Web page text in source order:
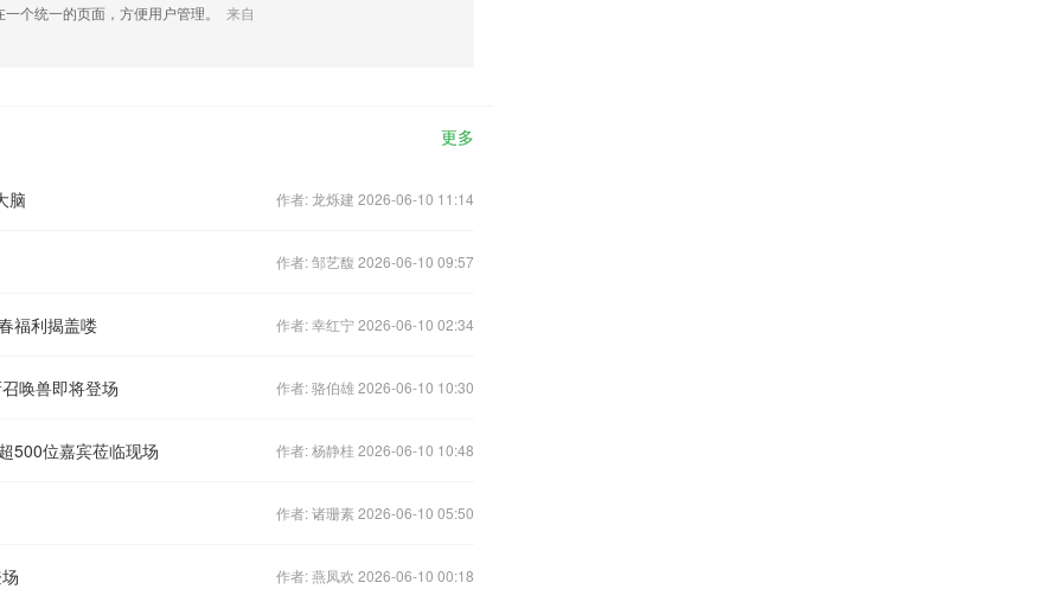
个统一的页面，方便用户管理。
来自
更多
脑 作者: 龙烁建 2026-06-10 11:14
作者: 邹艺馥 2026-06-10 09:57
福利揭盖喽 作者: 幸红宁 2026-06-10 02:34
唤兽即将登场 作者: 骆伯雄 2026-06-10 10:30
500位嘉宾莅临现场 作者: 杨静桂 2026-06-10 10:48
作者: 诸珊素 2026-06-10 05:50
作者: 燕凤欢 2026-06-10 00:18